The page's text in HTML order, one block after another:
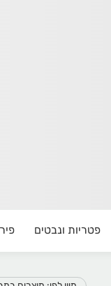
פטריות ונבטים